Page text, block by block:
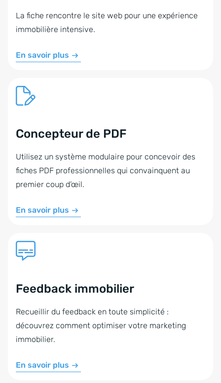
La fiche rencontre le site web pour une expérience
immobilière intensive.
En savoir plus
Concepteur de PDF
Utilisez un système modulaire pour concevoir des
fiches PDF professionnelles qui convainquent au
premier coup d’œil.
En savoir plus
Feedback immobilier
Recueillir du feedback en toute simplicité :
découvrez comment optimiser votre marketing
immobilier.
En savoir plus